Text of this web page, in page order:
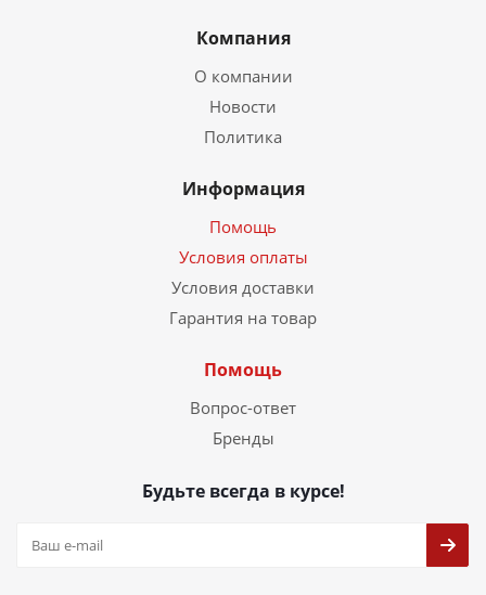
Компания
О компании
Новости
Политика
Информация
Помощь
Условия оплаты
Условия доставки
Гарантия на товар
Помощь
Вопрос-ответ
Бренды
Будьте всегда в курсе!